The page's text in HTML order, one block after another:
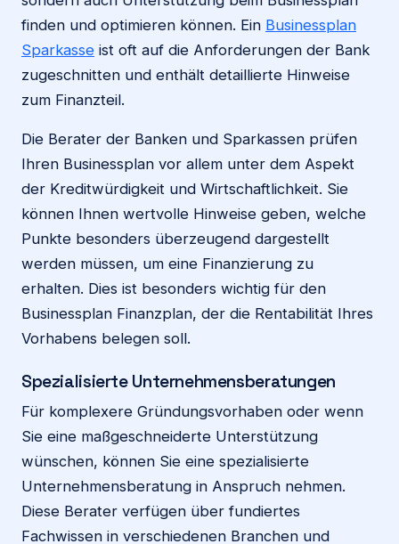
finden und optimieren können. Ein Businessplan
Sparkasse ist oft auf die Anforderungen der Bank
zugeschnitten und enthält detaillierte Hinweise
zum Finanzteil.
Die Berater der Banken und Sparkassen prüfen
Ihren Businessplan vor allem unter dem Aspekt
der Kreditwürdigkeit und Wirtschaftlichkeit. Sie
können Ihnen wertvolle Hinweise geben, welche
Punkte besonders überzeugend dargestellt
werden müssen, um eine Finanzierung zu
erhalten. Dies ist besonders wichtig für den
Businessplan Finanzplan, der die Rentabilität Ihres
Vorhabens belegen soll.
Spezialisierte Unternehmensberatungen
Für komplexere Gründungsvorhaben oder wenn
Sie eine maßgeschneiderte Unterstützung
wünschen, können Sie eine spezialisierte
Unternehmensberatung in Anspruch nehmen.
Diese Berater verfügen über fundiertes
Fachwissen in verschiedenen Branchen und